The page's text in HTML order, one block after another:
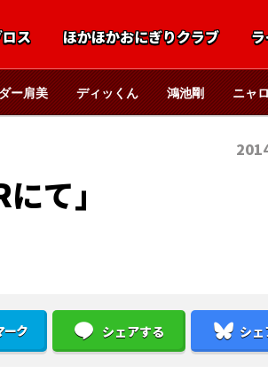
ス ほかほかおにぎりクラブ
ー肩美 ディッくん 鴻池剛 ニャ
て」
ーク シェアする シェ